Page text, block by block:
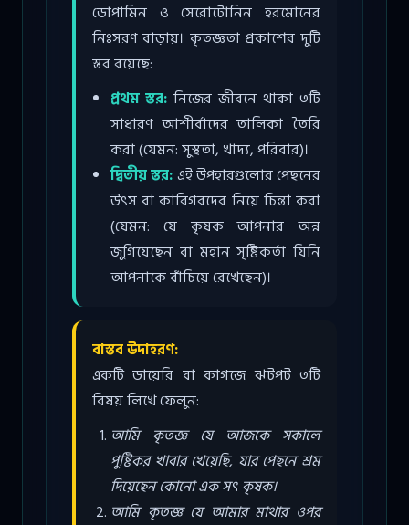
ডোপামিন ও সেরোটোনিন হরমোনের
নিঃসরণ বাড়ায়। কৃতজ্ঞতা প্রকাশের দুটি
স্তর রয়েছে:
প্রথম স্তর: নিজের জীবনে থাকা ৩টি
সাধারণ আশীর্বাদের তালিকা তৈরি
করা (যেমন: সুস্থতা, খাদ্য, পরিবার)।
দ্বিতীয় স্তর:এই উপহারগুলোর পেছনের
উৎস বা কারিগরদের নিয়ে চিন্তা করা
(যেমন: যে কৃষক আপনার অন্ন
জুগিয়েছেন বা মহান সৃষ্টিকর্তা যিনি
আপনাকে বাঁচিয়ে রেখেছেন)।
বাস্তব উদাহরণ:
একটি ডায়েরি বা কাগজে ঝটপট ৩টি
বিষয় লিখে ফেলুন:
আমি কৃতজ্ঞ যে আজকে সকালে
পুষ্টিকর খাবার খেয়েছি, যার পেছনে শ্রম
দিয়েছেন কোনো এক সৎ কৃষক।
আমি কৃতজ্ঞ যে আমার মাথার ওপর